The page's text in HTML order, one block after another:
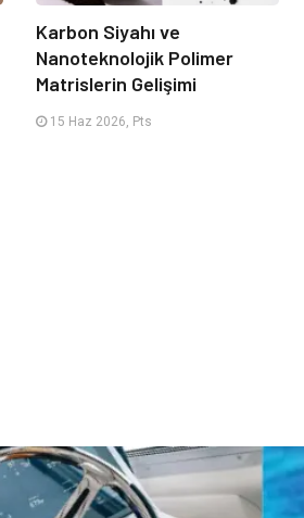
Karbon Siyahı ve
Nanoteknolojik Polimer
Matrislerin Gelişimi
15 Haz 2026, Pts